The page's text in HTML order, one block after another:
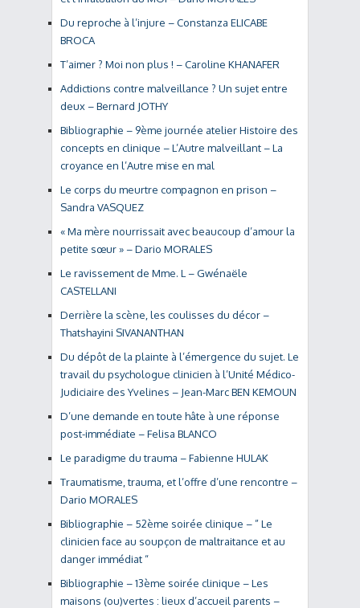
Du reproche à l’injure – Constanza ELICABE
BROCA
T’aimer ? Moi non plus ! – Caroline KHANAFER
Addictions contre malveillance ? Un sujet entre
deux – Bernard JOTHY
Bibliographie – 9ème journée atelier Histoire des
concepts en clinique – L’Autre malveillant – La
croyance en l’Autre mise en mal
Le corps du meurtre compagnon en prison –
Sandra VASQUEZ
« Ma mère nourrissait avec beaucoup d’amour la
petite sœur » – Dario MORALES
Le ravissement de Mme. L – Gwénaële
CASTELLANI
Derrière la scène, les coulisses du décor –
Thatshayini SIVANANTHAN
Du dépôt de la plainte à l’émergence du sujet. Le
travail du psychologue clinicien à l’Unité Médico-
Judiciaire des Yvelines – Jean-Marc BEN KEMOUN
D’une demande en toute hâte à une réponse
post-immédiate – Felisa BLANCO
Le paradigme du trauma – Fabienne HULAK
Traumatisme, trauma, et l’offre d’une rencontre –
Dario MORALES
Bibliographie – 52ème soirée clinique – ” Le
clinicien face au soupçon de maltraitance et au
danger immédiat “
Bibliographie – 13ème soirée clinique – Les
maisons (ou)vertes : lieux d’accueil parents –